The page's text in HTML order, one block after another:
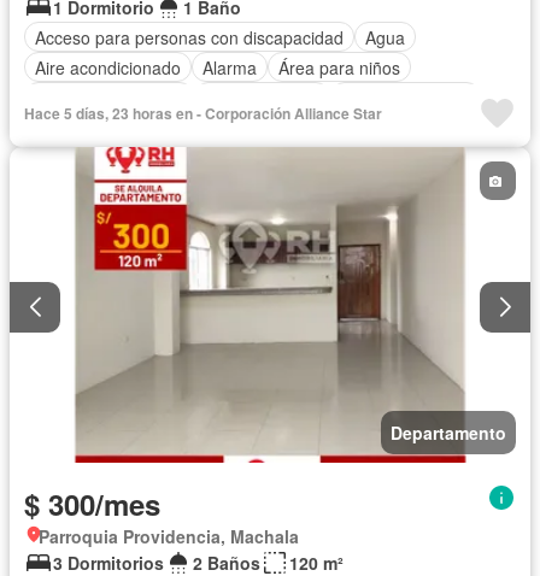
1 Dormitorio
1 Baño
Acceso para personas con discapacidad
Agua
Aire acondicionado
Alarma
Área para niños
Electricidad
Estacionamiento
Garita de guardianía
Internet
Jardín
Terraza
Vista panorámica
Hace 5 días, 23 horas en - Corporación Alliance Star
Departamento
$ 300/mes
Parroquia Providencia, Machala
3 Dormitorios
2 Baños 120 m²